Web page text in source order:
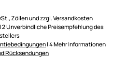
Zöllen und zzgl.Versandkosten
2 Unverbindliche Preisempfehlung des
| 4 Mehr Informationen
Rücksendungen